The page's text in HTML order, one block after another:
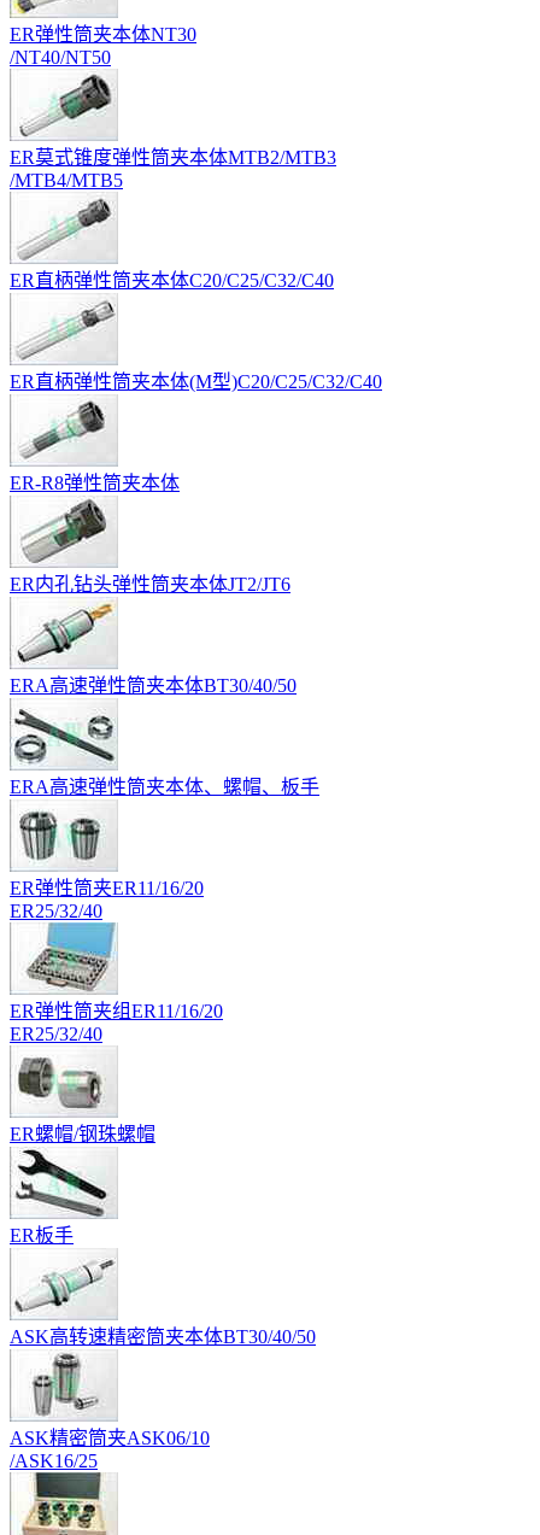
ER弹性筒夹本体NT30
/NT40/NT50
ER莫式锥度弹性筒夹本体MTB2/MTB3
/MTB4/MTB5
ER直柄弹性筒夹本体C20/C25/C32/C40
ER直柄弹性筒夹本体(M型)C20/C25/C32/C40
ER-R8弹性筒夹本体
ER内孔钻头弹性筒夹本体JT2/JT6
ERA高速弹性筒夹本体BT30/40/50
ERA高速弹性筒夹本体、螺帽、板手
ER弹性筒夹ER11/16/20
ER25/32/40
ER弹性筒夹组ER11/16/20
ER25/32/40
ER螺帽/钢珠螺帽
ER板手
ASK高转速精密筒夹本体BT30/40/50
ASK精密筒夹ASK06/10
/ASK16/25